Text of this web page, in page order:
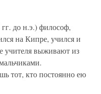
до н.э.) философ,
на Кипре, учился и
учителя выживают из
тот, кто постоянно ею